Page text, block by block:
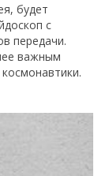
будет
с
передачи.
важным